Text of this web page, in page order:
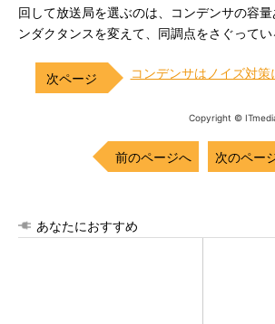
回して放送局を選ぶのは、コンデンサの容
ンダクタンスを変えて、同調点をさぐってい
コンデンサはノイズ対
Copyright ©
前のページへ 次のペー
あなたにおすすめ